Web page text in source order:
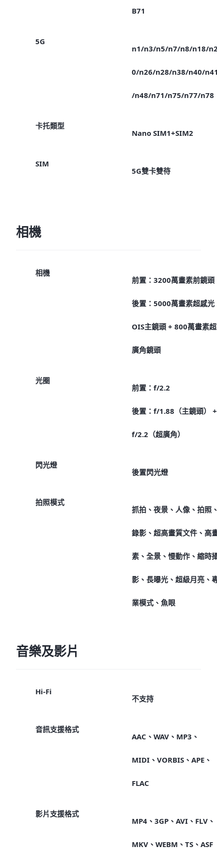
B71
5G
n1/n3/n5/n7/n8/n18/
0/n26/n28/n38/n40/
/n48/n71/n75/n77/n78
卡托類型
Nano SIM1+SIM2
SIM
5G雙卡雙待
相機
相機
前置：3200萬畫素前鏡頭
後置：5000萬畫素超感光
OIS主鏡頭 + 800萬畫素超
廣角鏡頭
光圈
前置：f/2.2
後置：f/1.88（主鏡頭） +
f/2.2（超廣角）
閃光燈
後置閃光燈
拍照模式
抓拍、夜景、人像、拍照
錄影、超高畫質文件、高
素、全景、慢動作、縮時
影、長曝光、超級月亮、
業模式、魚眼
音樂及影片
Hi-Fi
不支持
音訊支援格式
AAC、WAV、MP3、
MIDI、VORBIS、APE、
FLAC
影片支援格式
MP4、3GP、AVI、FLV、
MKV、WEBM、TS、ASF